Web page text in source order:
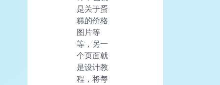
是关于蛋
糕的价格
图片等
等，另一
个页面就
是设计教
程，将每